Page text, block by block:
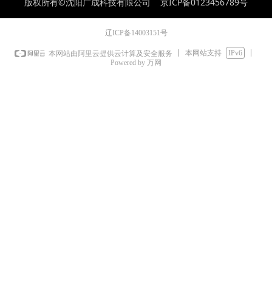
辽ICP备14003151号
本网站由阿里云提供云计算及安全服务 本网站支持
IPv6
Powered by 万网